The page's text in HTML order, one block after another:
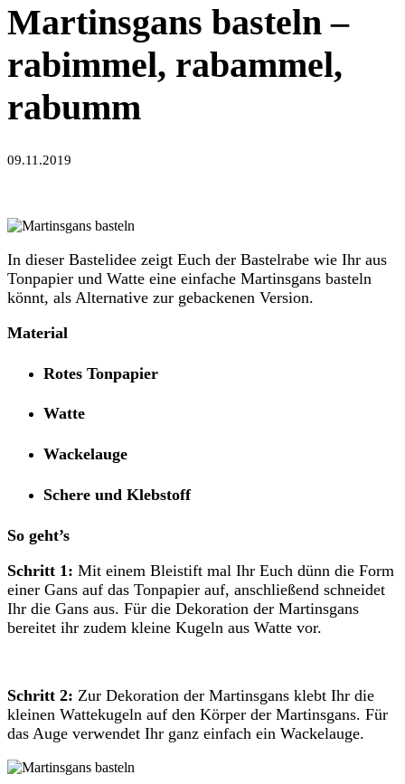
Martinsgans basteln –
rabimmel, rabammel,
rabumm
09.11.2019
In dieser Bastelidee zeigt Euch der Bastelrabe wie Ihr aus
Tonpapier und Watte eine einfache Martinsgans basteln
könnt, als Alternative zur gebackenen Version.
Material
Rotes Tonpapier
Watte
Wackelauge
Schere und Klebstoff
So geht’s
Schritt 1: Mit einem Bleistift mal Ihr Euch dünn die Form
einer Gans auf das Tonpapier auf, anschließend schneidet
Ihr die Gans aus. Für die Dekoration der Martinsgans
bereitet ihr zudem kleine Kugeln aus Watte vor.
Schritt 2: Zur Dekoration der Martinsgans klebt Ihr die
kleinen Wattekugeln auf den Körper der Martinsgans. Für
das Auge verwendet Ihr ganz einfach ein Wackelauge.